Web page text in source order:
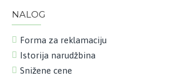
NALOG
Forma za reklamaciju
Istorija narudžbina
Snižene cene